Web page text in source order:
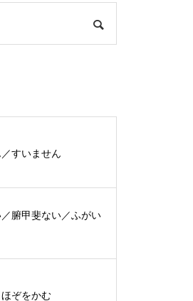
すいません
腑甲斐ない／ふがい
ぞをかむ